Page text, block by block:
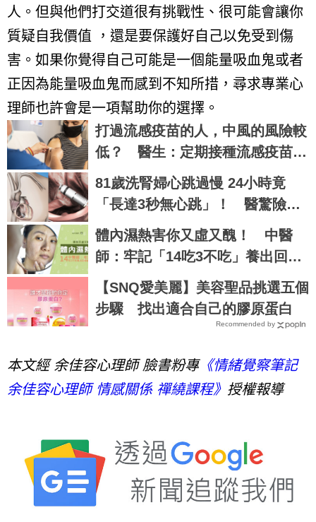
人。但與他們打交道很有挑戰性、很可能會讓你
質疑自我價值 ，還是要保護好自己以免受到傷
害。如果你覺得自己可能是一個能量吸血鬼或者
正因為能量吸血鬼而感到不知所措，尋求專業心
理師也許會是一項幫助你的選擇。
打過流感疫苗的人，中風的風險較
低？ 醫生：定期接種流感疫苗，
一石二鳥
81歲洗腎婦心跳過慢 24小時竟
「長達3秒無心跳」！ 醫驚險裝
新型節律器
體內濕熱害你又虛又醜！ 中醫
師：牢記「14吃3不吃」養出回春
好臉蛋
【SNQ愛美麗】美容聖品挑選五個
步驟 找出適合自己的膠原蛋白
Recommended by
本文經 余佳容心理師 臉書粉專《情緒覺察筆記
余佳容心理師 情感關係 禪繞課程》 授權報導